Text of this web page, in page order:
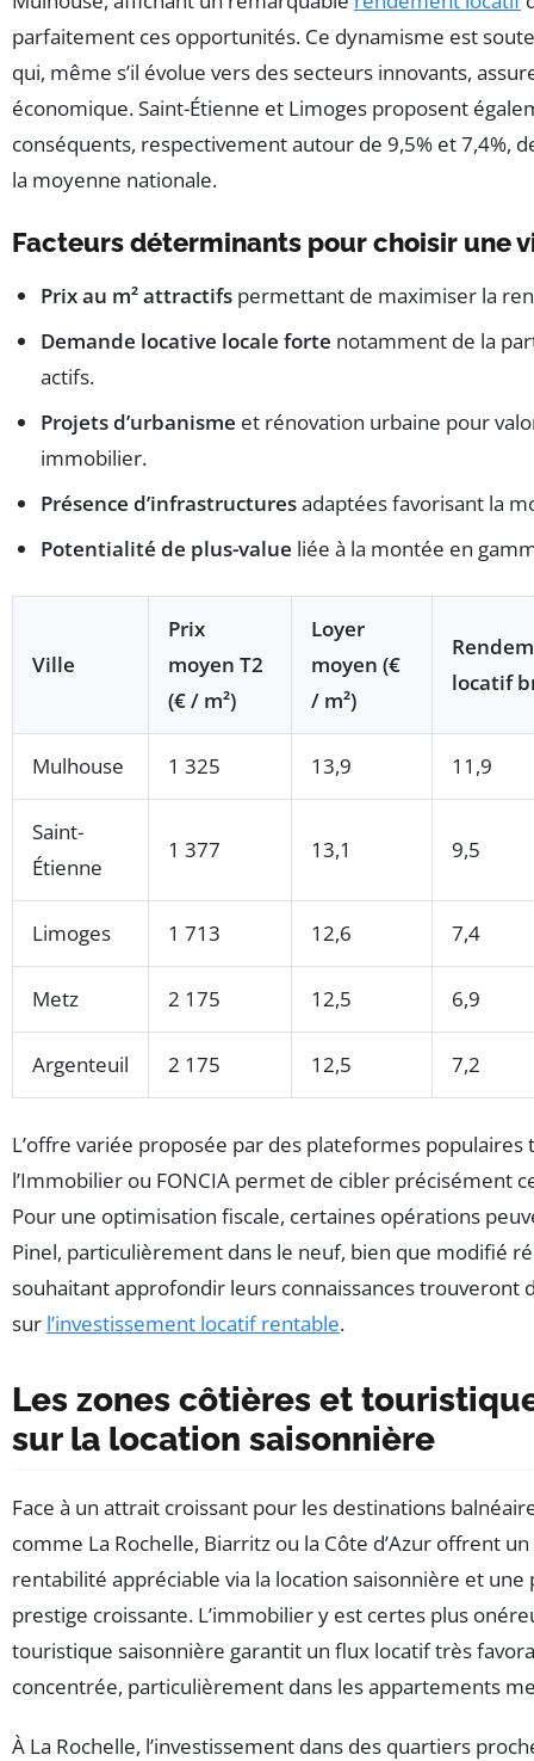
parfaitement ces opportunités. Ce dynamisme est
qui, même s’il évolue vers des secteurs innovants,
économique. Saint-Étienne et Limoges proposent
conséquents, respectivement autour de 9,5% et 7,4%,
la moyenne nationale.
Facteurs déterminants pour choisir une
Prix au m² attractifs permettant de maximiser la
Demande locative locale forte notamment de la
actifs.
Projets d’urbanisme et rénovation urbaine pour
immobilier.
Présence d’infrastructuresadaptées favorisant la
Potentialité de plus-value liée à la montée en
Ville
Prix
moyen T2
(€ / m²)
Loyer
moyen (€
/ m²)
locatif
Mulhouse 1 325 13,9 11,9
Saint-
Étienne
1 377 13,1 9,5
Limoges 1 713 12,6 7,4
Metz 2 175 12,5 6,9
Argenteuil 2 175 12,5 7,2
L’offre variée proposée par des plateformes populaires
l’Immobilier ou FONCIA permet de cibler précisément
Pour une optimisation fiscale, certaines opérations
Pinel, particulièrement dans le neuf, bien que modifié
souhaitant approfondir leurs connaissances trouveront
sur l’investissement locatif rentable.
Les zones côtières et
sur la location saisonnière
Face à un attrait croissant pour les destinations
comme La Rochelle, Biarritz ou la Côte d’Azur offrent
rentabilité appréciable via la location saisonnière et une
prestige croissante. L’immobilier y est certes plus
touristique saisonnière garantit un flux locatif très
concentrée, particulièrement dans les appartements
À La Rochelle, l’investissement dans des quartiers